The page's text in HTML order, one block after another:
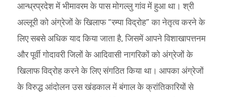
आन्ध्रप्रदेश में भीमावरम के पास मोगल्लु गांव में हुआ था। श्री
अल्लूरी को अंग्रेजों के खिलाफ “रम्पा विद्रोह” का नेतृत्व करने के
लिए सबसे अधिक याद किया जाता है, जिसमें आपने विशाखापत्तनम
और पूर्वी गोदावरी जिलों के आदिवासी नागरिकों को अंग्रेजों के
खिलाफ विद्रोह करने के लिए संगठित किया था। आपका अंग्रेजों
के विरुद्ध आंदोलन उस खंडकाल में बंगाल के क्रांतिकारियों से